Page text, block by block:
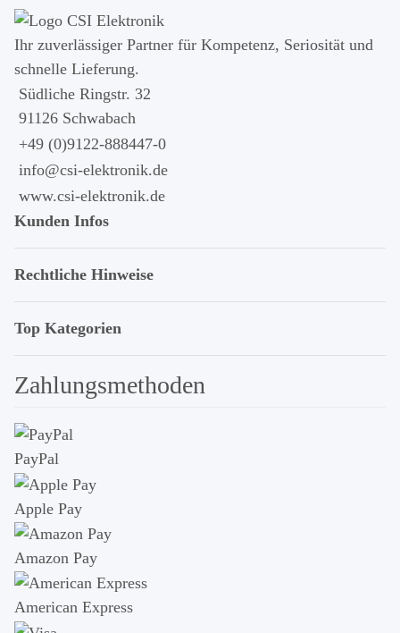
Ihr zuver­läs­siger Partner für Kom­pe­tenz, Seri­osi­tät und
schnel­le Lie­ferung.
Südliche Ringstr. 32
91126 Schwabach
+49 (0)9122-888447-0
info@csi-elektronik.de
www.csi-elektronik.de
Kunden Infos
Rechtliche Hinweise
Top Kategorien
Zahlungsmethoden
PayPal
Apple Pay
Amazon Pay
American Express